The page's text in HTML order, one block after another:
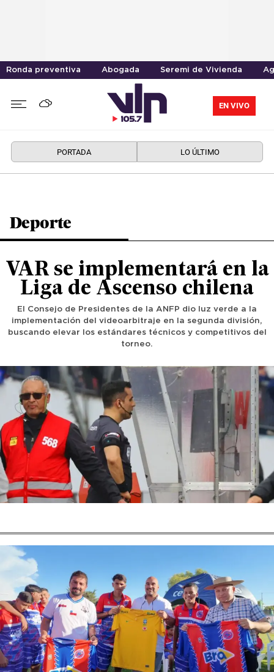
Ronda preventiva Abogada Seremi de Vivienda
EN VIVO
PORTADA LO ÚLTIMO
Deporte
VAR se implementará en la
Liga de Ascenso chilena
El Consejo de Presidentes de la ANFP dio luz verde a la
implementación del videoarbitraje en la segunda división,
buscando elevar los estándares técnicos y competitivos del
torneo.